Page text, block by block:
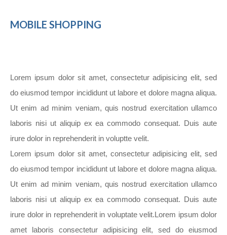
MOBILE SHOPPING
Lorem ipsum dolor sit amet, consectetur adipisicing elit, sed
do eiusmod tempor incididunt ut labore et dolore magna aliqua.
Ut enim ad minim veniam, quis nostrud exercitation ullamco
laboris nisi ut aliquip ex ea commodo consequat. Duis aute
irure dolor in reprehenderit in voluptte velit.
Lorem ipsum dolor sit amet, consectetur adipisicing elit, sed
do eiusmod tempor incididunt ut labore et dolore magna aliqua.
Ut enim ad minim veniam, quis nostrud exercitation ullamco
laboris nisi ut aliquip ex ea commodo consequat. Duis aute
irure dolor in reprehenderit in voluptate velit.Lorem ipsum dolor
amet laboris consectetur adipisicing elit, sed do eiusmod